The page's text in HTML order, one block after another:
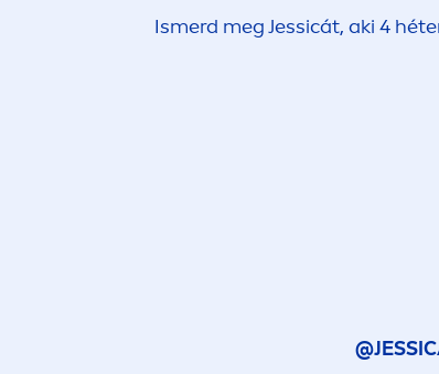
Ismerd meg Jessicát, aki 4